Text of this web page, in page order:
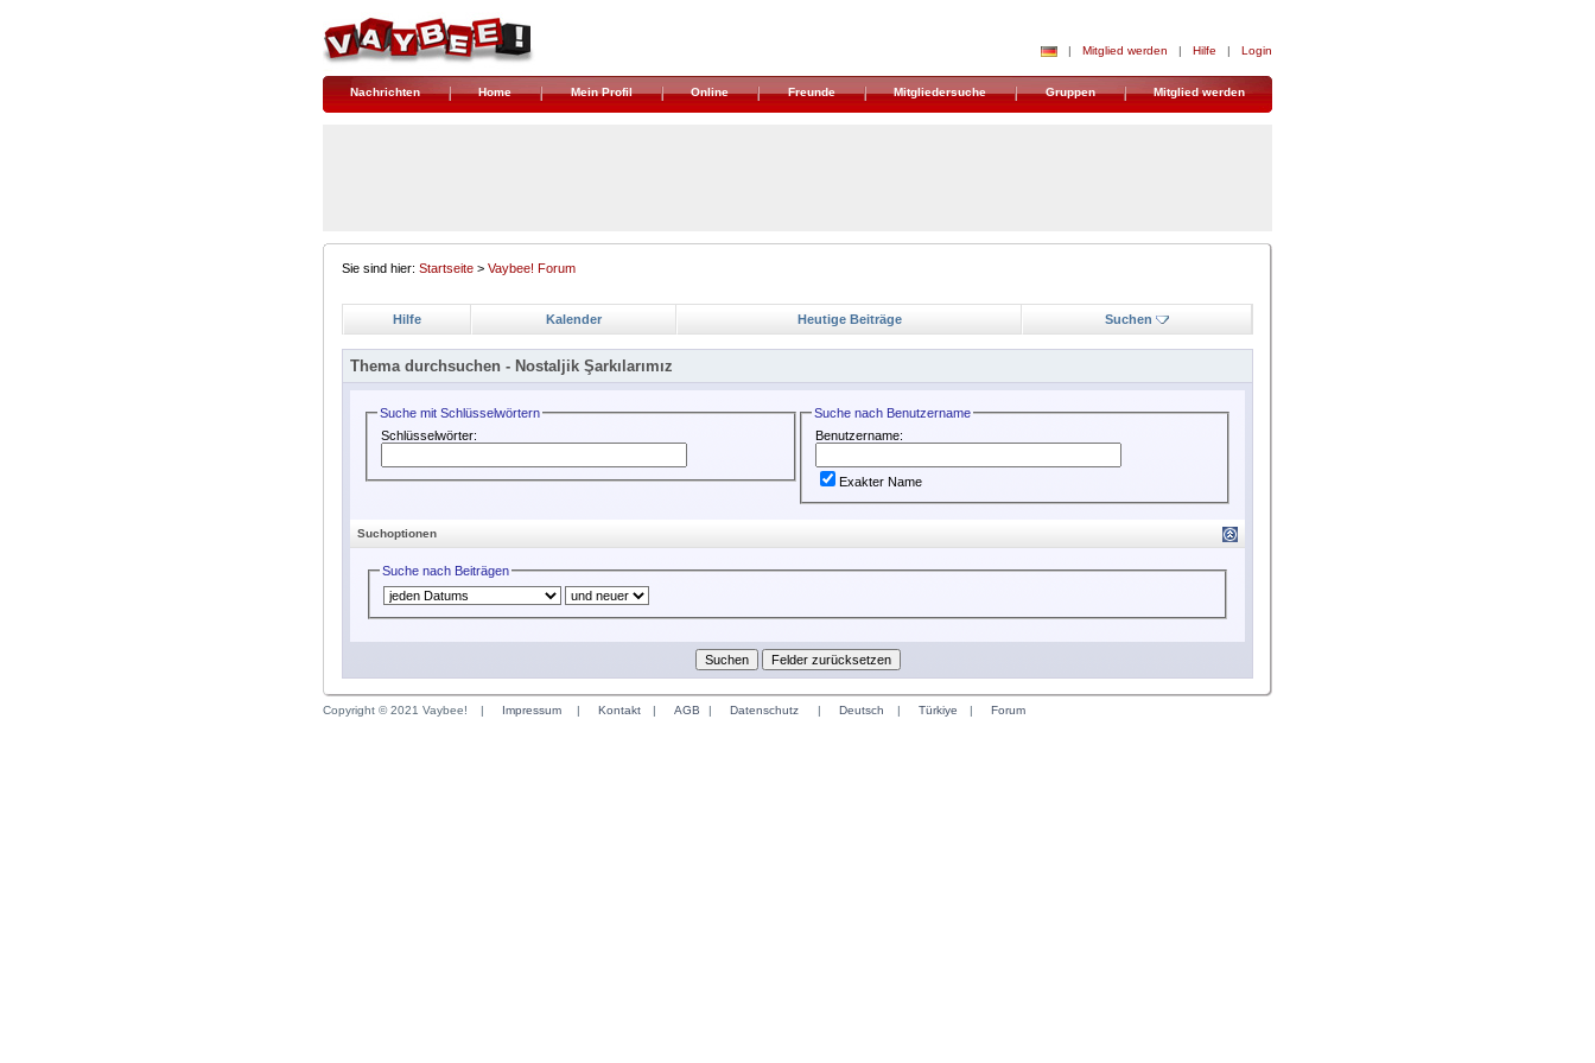
| Mitglied werden | Hilfe | Login
Nachrichten Home Mein Profil Online Freunde Mitgliedersuche Gruppen Mitglied werden
Sie sind hier: Startseite > Vaybee! Forum
Hilfe Kalender Heutige Beiträge Suchen
Thema durchsuchen - Nostaljik Şarkılarımız
Suche mit Schlüsselwörtern
Schlüsselwörter:
Suche nach Benutzername
Benutzername:
Exakter Name
Suchoptionen
Suche nach Beiträgen
Copyright © 2021 Vaybee! | Impressum | Kontakt | AGB | Datenschutz | Deutsch | Türkiye | Forum